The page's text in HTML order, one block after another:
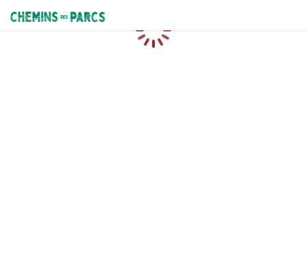
Chemins des Parcs
Chargement